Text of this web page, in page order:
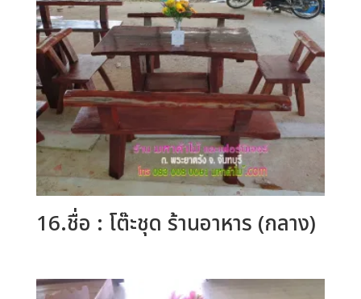
16.ชื่อ : โต๊ะชุด ร้านอาหาร (กลาง)